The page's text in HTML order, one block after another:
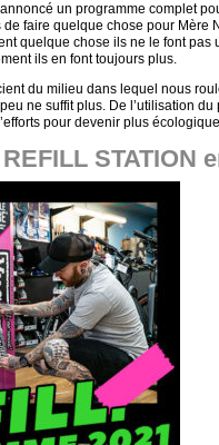
un programme complet
faire quelque chose pour Mère
quelque chose ils ne le font pas
ils en font toujours plus.
du milieu dans lequel nous
ne suffit plus. De l’utilisation
pour devenir plus
STATION